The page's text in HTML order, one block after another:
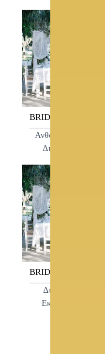
BRIDAL GARDEN
Ανθοστολισμός -
Διακόσμηση
BRIDAL GARDEN
Διοργάνωση
Εκδηλώσεων